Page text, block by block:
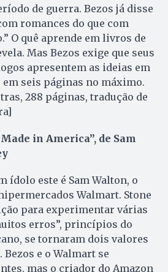
de guerra. Bezos já disse
romances do que com
O quê aprende em livros de
Mas Bezos exige que seus
apresentem as ideias em
seis páginas no máximo.
288 páginas, tradução de
in America”, de Sam
ídolo este é Sam Walton, o
Walmart. Stone
para experimentar várias
erros”, princípios do
se tornaram dois valores
Bezos e o Walmart se
mas o criador do Amazon